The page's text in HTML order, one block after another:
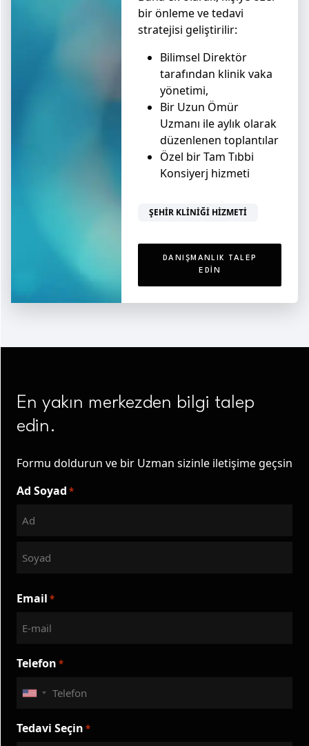
bir önleme ve tedavi
stratejisi geliştirilir:
Bilimsel Direktör
tarafından klinik vaka
yönetimi,
Bir Uzun Ömür
Uzmanı ile aylık olarak
düzenlenen toplantılar
Özel bir Tam Tıbbi
Konsiyerj hizmeti
ŞEHIR KLINIĞI HIZMETI
DANIŞMANLIK TALEP
EDIN
En yakın merkezden bilgi talep
edin.
Formu doldurun ve bir Uzman sizinle iletişime geçsin
Ad Soyad *
Email *
Telefon *
United
+1
Tedavi Seçin *